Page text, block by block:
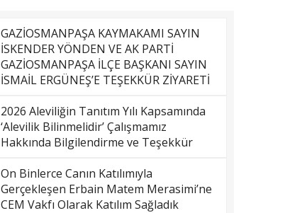
GAZİOSMANPAŞA KAYMAKAMI SAYIN
İSKENDER YÖNDEN VE AK PARTİ
GAZİOSMANPAŞA İLÇE BAŞKANI SAYIN
İSMAİL ERGÜNEŞ’E TEŞEKKÜR ZİYARETİ
2026 Aleviliğin Tanıtım Yılı Kapsamında
‘Alevilik Bilinmelidir’ Çalışmamız
Hakkında Bilgilendirme ve Teşekkür
On Binlerce Canın Katılımıyla
Gerçekleşen Erbain Matem Merasimi’ne
CEM Vakfı Olarak Katılım Sağladık